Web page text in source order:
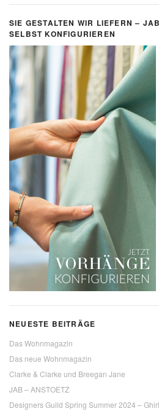
SIE GESTALTEN WIR LIEFERN –
SELBST KONFIGURIEREN
NEUESTE BEITRÄGE
Das Wohnmagazin
Das neue Wohnmagazin
Clarke & Clarke und Breegan Jane
JAB – ANSTOETZ
Designers Guild Spring Summer 2024 –